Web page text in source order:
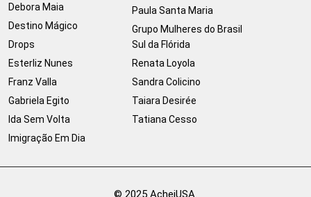
Debora Maia
Destino Mágico
Drops
Esterliz Nunes
Franz Valla
Gabriela Egito
Ida Sem Volta
Imigração Em Dia
Paula Santa Maria
Grupo Mulheres do Brasil
Sul da Flórida
Renata Loyola
Sandra Colicino
Taiara Desirée
Tatiana Cesso
© 2025 AcheiUSA.